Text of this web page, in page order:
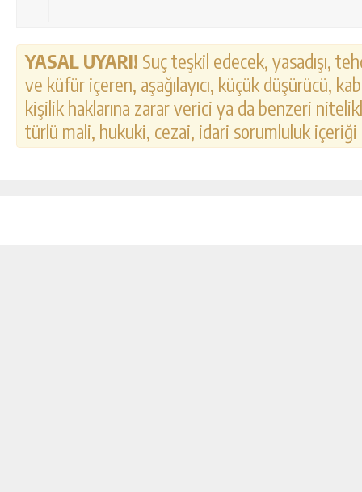
YASAL UYARI! Suç teşkil edecek, yasadışı,
ve küfür içeren, aşağılayıcı, küçük düşürücü,
kişilik haklarına zarar verici ya da benzeri
türlü mali, hukuki, cezai, idari sorumluluk